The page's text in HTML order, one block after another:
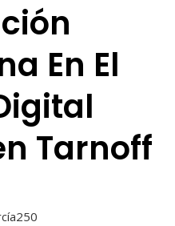
En El
Tarnoff
250